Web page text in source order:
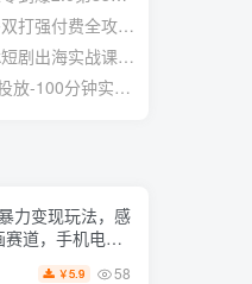
期）人性思维格
：20W博主亲
程×字幕封面设
×橱窗带货6W
￥3.9
璧，系统讲解7种付费玩法优劣势与选择策略
账号搭建×平台规则×双轨爆发×回款全流程
定向，新店建模撬动笔记自然流量全套教学
力变现玩法，感
赛道，手机电脑
￥5.9 58